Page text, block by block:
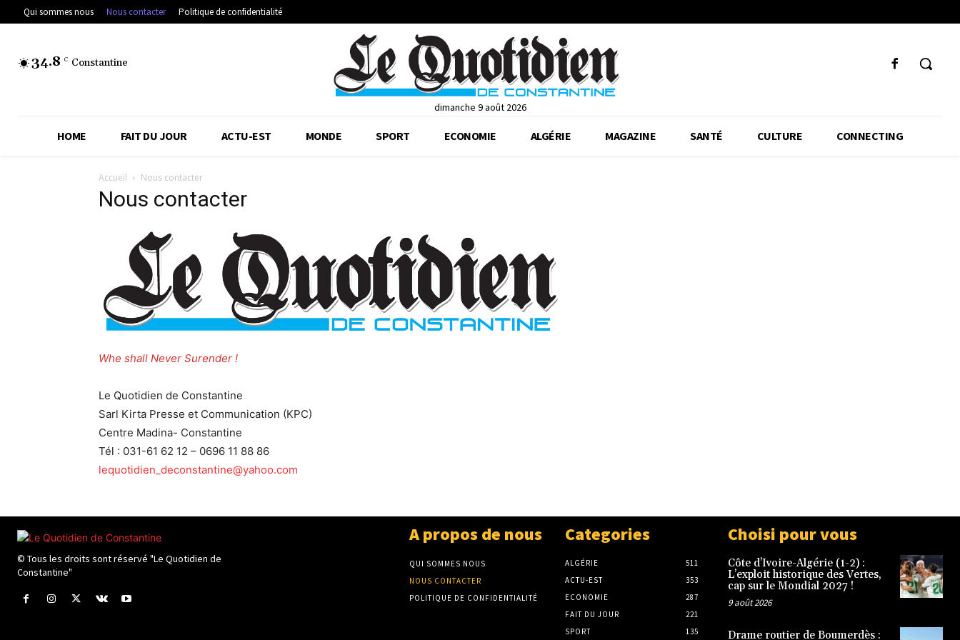
Qui sommes nous Nous contacter Politique de confidentialité
34.8 C Constantine
dimanche 9 août 2026
HOME FAIT DU JOUR ACTU-EST MONDE SPORT ECONOMIE ALGÉRIE MAGAZINE SANTÉ CULTURE CONNECTING
Accueil Nous contacter
Nous contacter
Whe shall Never Surender !
Le Quotidien de Constantine
Sarl Kirta Presse et Communication (KPC)
Centre Madina- Constantine
Tél : 031-61 62 12 – 0696 11 88 86
lequotidien_deconstantine@yahoo.com
© Tous les droits sont réservé "Le Quotidien de
Constantine"
A propos de nous
QUI SOMMES NOUS
NOUS CONTACTER
POLITIQUE DE CONFIDENTIALITÉ
Categories
ALGÉRIE
511
ACTU-EST
353
ECONOMIE
287
FAIT DU JOUR
221
SPORT
135
Choisi pour vous
Côte d’Ivoire-Algérie (1-2) :
L’exploit historique des Vertes,
cap sur le Mondial 2027 !
9 août 2026
Drame routier de Boumerdès :